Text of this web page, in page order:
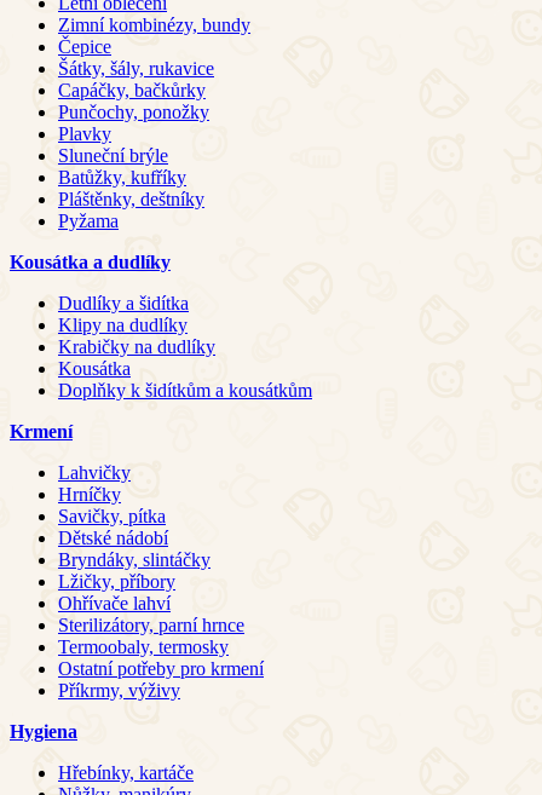
Zimní kombinézy, bundy
Čepice
Šátky, šály, rukavice
Capáčky, bačkůrky
Punčochy, ponožky
Plavky
Sluneční brýle
Batůžky, kufříky
Pláštěnky, deštníky
Pyžama
Kousátka a dudlíky
Dudlíky a šidítka
Klipy na dudlíky
Krabičky na dudlíky
Kousátka
Doplňky k šidítkům a kousátkům
Krmení
Lahvičky
Hrníčky
Savičky, pítka
Dětské nádobí
Bryndáky, slintáčky
Lžičky, příbory
Ohřívače lahví
Sterilizátory, parní hrnce
Termoobaly, termosky
Ostatní potřeby pro krmení
Příkrmy, výživy
Hygiena
Hřebínky, kartáče